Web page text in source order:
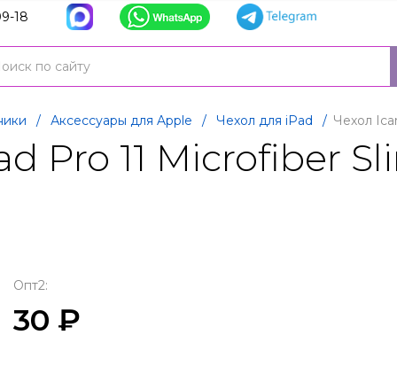
18
/ Аксессуары для Apple / Чехол для iPad / Чехол
Pro 11 Microfiber
Опт2:
30 ₽